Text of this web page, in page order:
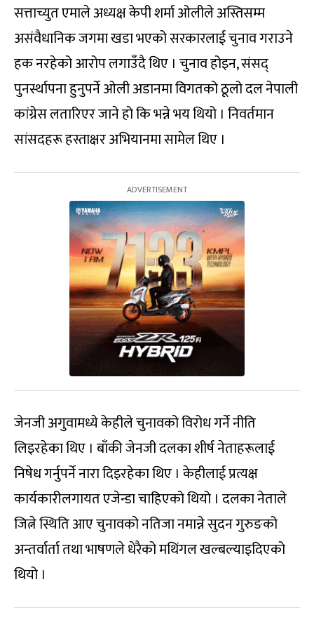
सत्ताच्युत एमाले अध्यक्ष केपी शर्मा ओलीले अस्तिसम्म
असंवैधानिक जगमा खडा भएको सरकारलाई चुनाव गराउने
हक नरहेको आरोप लगाउँदै थिए । चुनाव होइन, संसद्
पुनर्स्थापना हुनुपर्ने ओली अडानमा विगतको ठूलो दल नेपाली
कांग्रेस लतारिएर जाने हो कि भन्ने भय थियो । निवर्तमान
सांसदहरू हस्ताक्षर अभियानमा सामेल थिए ।
जेनजी अगुवामध्ये केहीले चुनावको विरोध गर्ने नीति
लिइरहेका थिए । बाँकी जेनजी दलका शीर्ष नेताहरूलाई
निषेध गर्नुपर्ने नारा दिइरहेका थिए । केहीलाई प्रत्यक्ष
कार्यकारीलगायत एजेन्डा चाहिएको थियो । दलका नेताले
जित्ने स्थिति आए चुनावको नतिजा नमान्ने सुदन गुरुङको
अन्तर्वार्ता तथा भाषणले धेरैको मथिंगल खल्बल्याइदिएको
थियो ।